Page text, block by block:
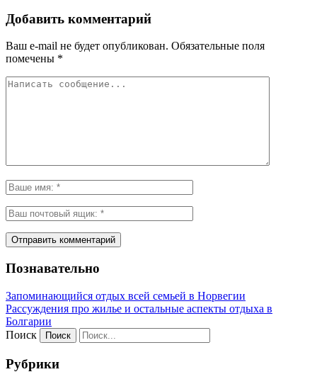
Добавить комментарий
Ваш e-mail не будет опубликован. Обязательные поля
помечены *
Познавательно
Запоминающийся отдых всей семьей в Норвегии
Рассуждения про жилье и остальные аспекты отдыха в
Болгарии
Поиск
Рубрики